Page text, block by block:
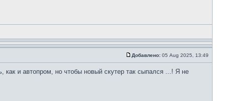
Добавлено: 05 Aug 2025, 13:49
как и автопром, но чтобы новый скутер так сыпался ...! Я не